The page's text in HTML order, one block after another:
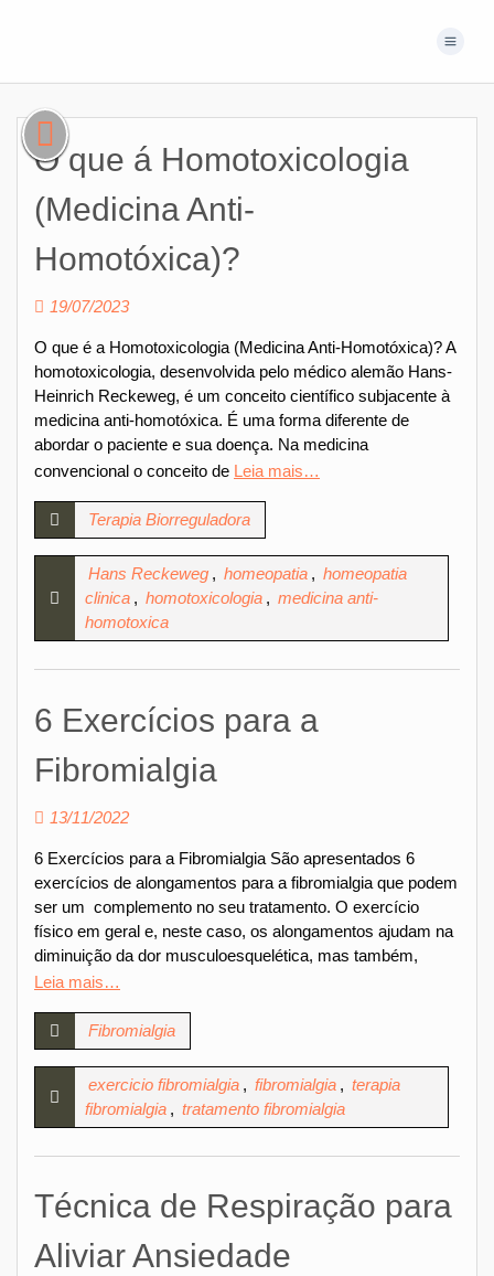
O que á Homotoxicologia
(Medicina Anti-
Homotóxica)?
19/07/2023
O que é a Homotoxicologia (Medicina Anti-Homotóxica)? A
homotoxicologia, desenvolvida pelo médico alemão Hans-
Heinrich Reckeweg, é um conceito científico subjacente à
medicina anti-homotóxica. É uma forma diferente de
abordar o paciente e sua doença. Na medicina
convencional o conceito de Leia mais…
Terapia Biorreguladora
Hans Reckeweg , homeopatia , homeopatia
clinica , homotoxicologia , medicina anti-
homotoxica
6 Exercícios para a
Fibromialgia
13/11/2022
6 Exercícios para a Fibromialgia São apresentados 6
exercícios de alongamentos para a fibromialgia que podem
ser um complemento no seu tratamento. O exercício
físico em geral e, neste caso, os alongamentos ajudam na
diminuição da dor musculoesquelética, mas também,
Leia mais…
Fibromialgia
exercicio fibromialgia , fibromialgia , terapia
fibromialgia , tratamento fibromialgia
Técnica de Respiração para
Aliviar Ansiedade